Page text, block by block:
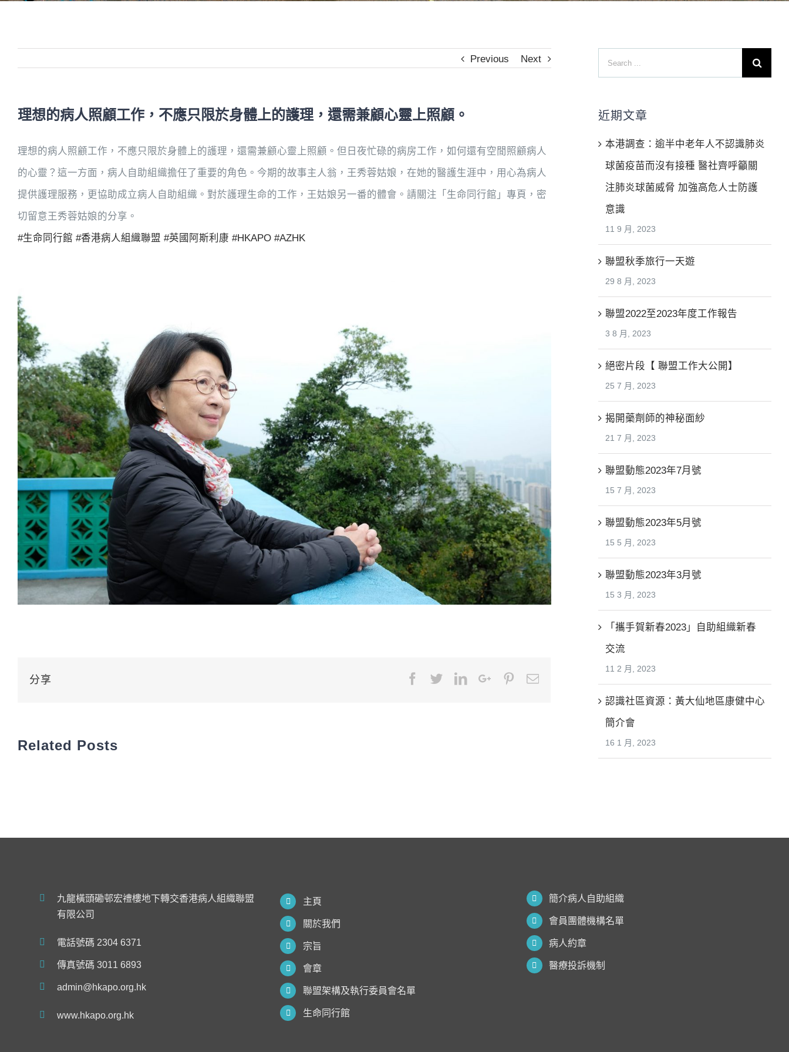
Previous Next
理想的病人照顧工作，不應只限於身體上的護理，還需兼顧心靈上照顧。
理想的病人照顧工作，不應只限於身體上的護理，還需兼顧心靈上照顧。但日夜忙碌的病房工作，如何還有空閒照顧病人
的心靈？這一方面，病人自助組織擔任了重要的角色。今期的故事主人翁，王秀蓉姑娘，在她的醫護生涯中，用心為病人
提供護理服務，更協助成立病人自助組織。對於護理生命的工作，王姑娘另一番的體會。請關注「生命同行館」專頁，密
切留意王秀蓉姑娘的分享。
#生命同行館 #香港病人組織聯盟 #英國阿斯利康 #HKAPO #AZHK
分享 Facebook
TwitterLinkedInGoogle+Pinterest
Email
Related Posts
Search
for:
近期文章
本港調查：逾半中老年人不認識肺炎
球菌疫苗而沒有接種 醫社齊呼籲關
注肺炎球菌威脅 加強高危人士防護
意識
11 9 月, 2023
聯盟秋季旅行一天遊
29 8 月, 2023
聯盟2022至2023年度工作報告
3 8 月, 2023
絕密片段【 聯盟工作大公開】
25 7 月, 2023
揭開藥劑師的神秘面紗
21 7 月, 2023
聯盟動態2023年7月號
15 7 月, 2023
聯盟動態2023年5月號
15 5 月, 2023
聯盟動態2023年3月號
15 3 月, 2023
「攜手賀新春2023」自助組織新春
交流
11 2 月, 2023
認識社區資源：黃大仙地區康健中心
簡介會
16 1 月, 2023
九龍橫頭磡邨宏禮樓地下轉交香港病人組織聯盟
有限公司
電話號碼 2304 6371
傳真號碼 3011 6893
admin@hkapo.org.hk
www.hkapo.org.hk
主頁
關於我們
宗旨
會章
聯盟架構及執行委員會名單
生命同行館
簡介病人自助組織
會員團體機構名單
病人約章
醫療投訴機制